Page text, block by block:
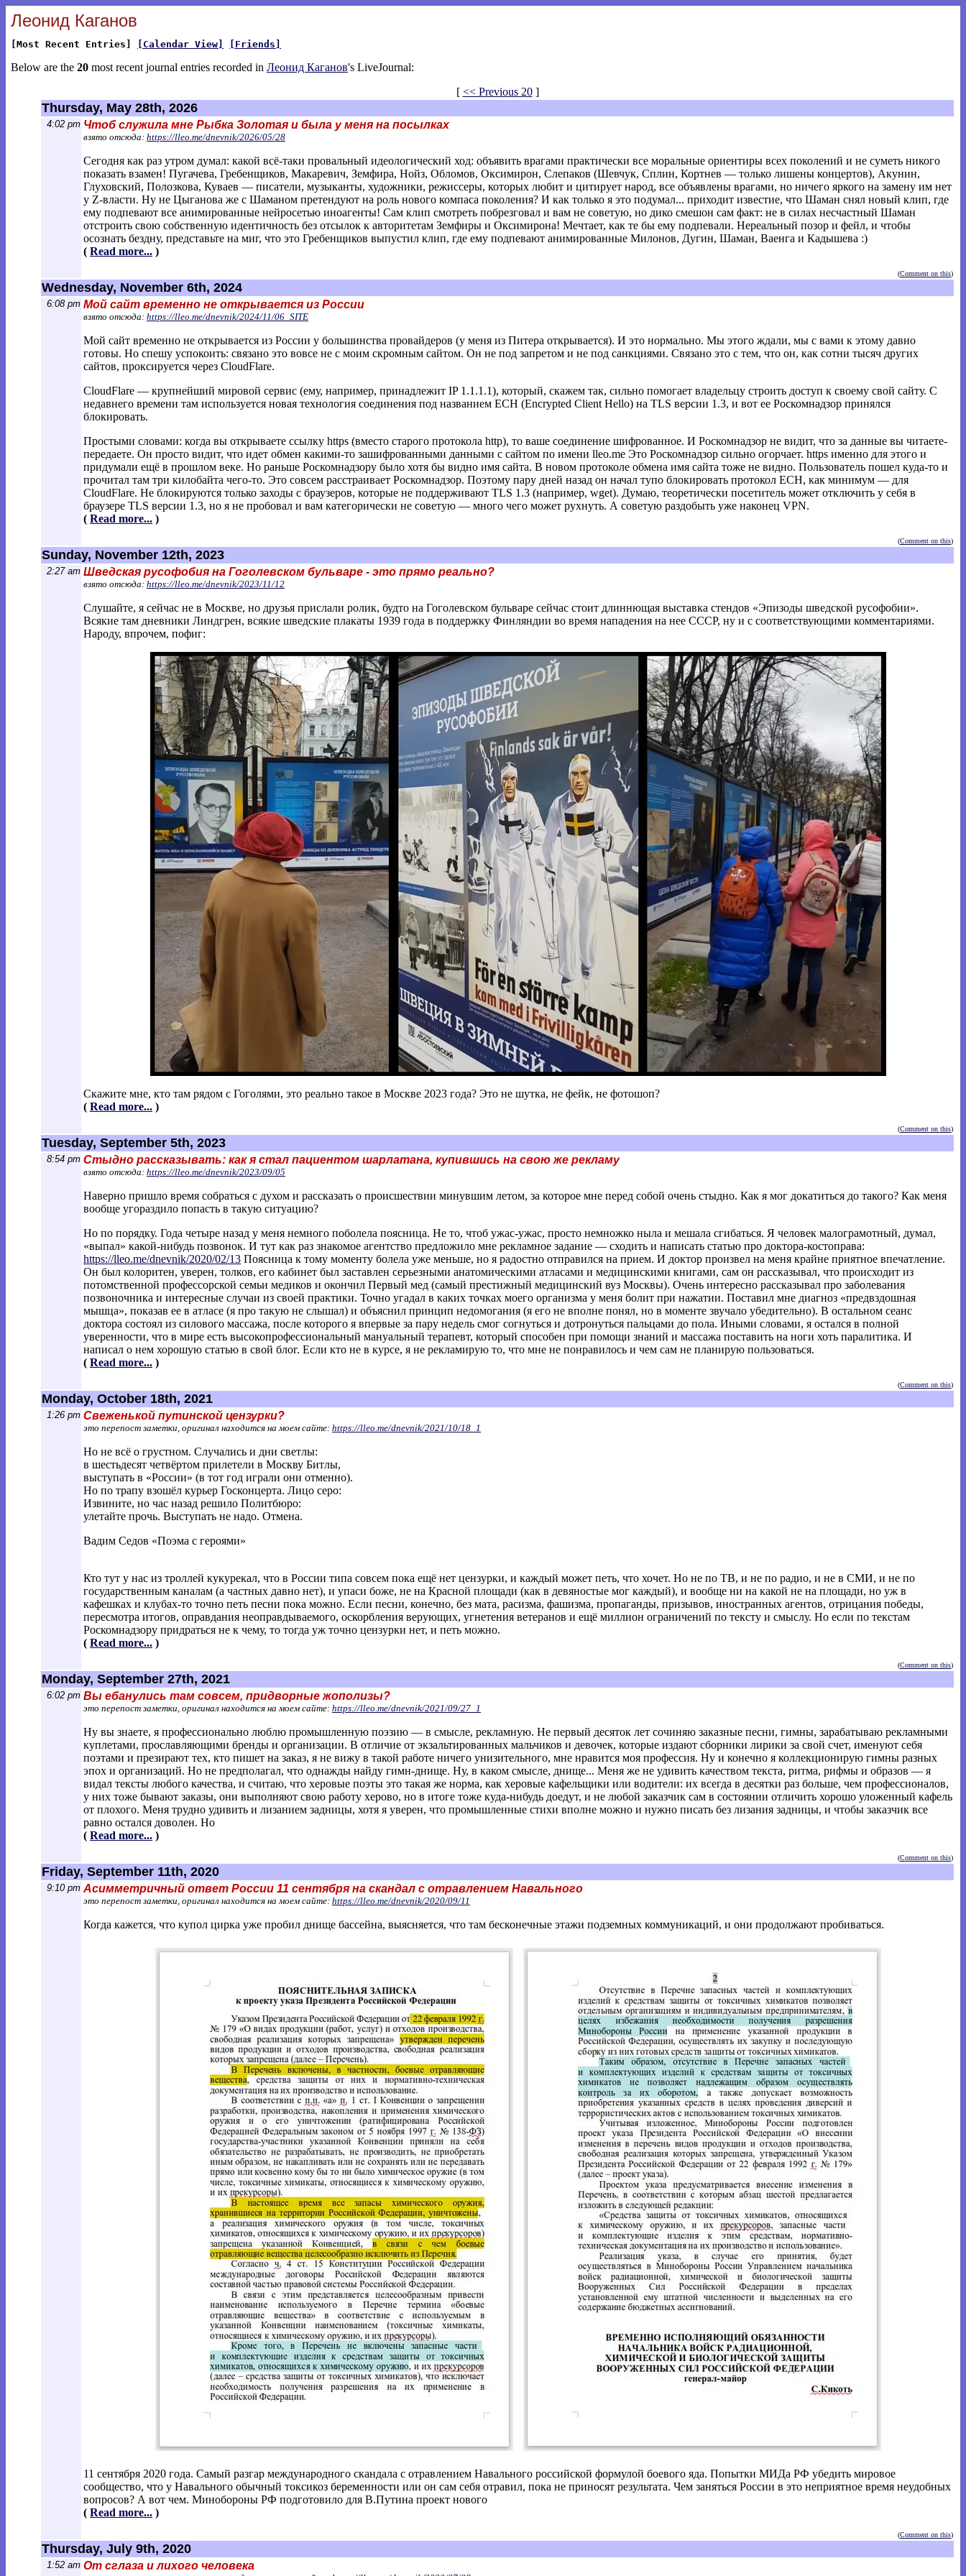
Леонид Каганов
[Most Recent Entries] [Calendar View] [Friends]
Below are the 20 most recent journal entries recorded in Леонид Каганов's LiveJournal:
[ << Previous 20]
Thursday, May 28th, 2026
4:02 pm Чтоб служила мне Рыбка Золотая и была у меня на посылках
взято отсюда: https://lleo.me/dnevnik/2026/05/28
Сегодня как раз утром думал: какой всё-таки провальный идеологический ход: объявить врагами практически все моральные ориентиры всех поколений и не суметь никого
показать взамен! Пугачева, Гребенщиков, Макаревич, Земфира, Нойз, Обломов, Оксимирон, Слепаков (Шевчук, Сплин, Кортнев — только лишены концертов), Акунин,
Глуховский, Полозкова, Куваев — писатели, музыканты, художники, режиссеры, которых любит и цитирует народ, все объявлены врагами, но ничего яркого на замену им нет
у Z-власти. Ну не Цыганова же с Шаманом претендуют на роль нового компаса поколения? И как только я это подумал... приходит известие, что Шаман снял новый клип, где
ему подпевают все анимированные нейросетью иноагенты! Сам клип смотреть побрезговал и вам не советую, но дико смешон сам факт: не в силах несчастный Шаман
отстроить свою собственную идентичность без отсылок к авторитетам Земфиры и Оксимирона! Мечтает, как те бы ему подпевали. Нереальный позор и фейл, и чтобы
осознать бездну, представьте на миг, что это Гребенщиков выпустил клип, где ему подпевают анимированные Милонов, Дугин, Шаман, Ваенга и Кадышева :)
( Read more... )
(Comment on this)
Wednesday, November 6th, 2024
6:08 pm Мой сайт временно не открывается из России
взято отсюда: https://lleo.me/dnevnik/2024/11/06_SITE
Мой сайт временно не открывается из России у большинства провайдеров (у меня из Питера открывается). И это нормально. Мы этого ждали, мы с вами к этому давно
готовы. Но спешу успокоить: связано это вовсе не с моим скромным сайтом. Он не под запретом и не под санкциями. Связано это с тем, что он, как сотни тысяч других
сайтов, проксируется через CloudFlare.
CloudFlare — крупнейший мировой сервис (ему, например, принадлежит IP 1.1.1.1), который, скажем так, сильно помогает владельцу строить доступ к своему свой сайту. С
недавнего времени там используется новая технология соединения под названием ECH (Encrypted Client Hello) на TLS версии 1.3, и вот ее Роскомнадзор принялся
блокировать.
Простыми словами: когда вы открываете ссылку https (вместо старого протокола http), то ваше соединение шифрованное. И Роскомнадзор не видит, что за данные вы читаете-
передаете. Он просто видит, что идет обмен какими-то зашифрованными данными с сайтом по имени lleo.me Это Роскомнадзор сильно огорчает. https именно для этого и
придумали ещё в прошлом веке. Но раньше Роскомнадзору было хотя бы видно имя сайта. В новом протоколе обмена имя сайта тоже не видно. Пользователь пошел куда-то и
прочитал там три килобайта чего-то. Это совсем расстраивает Роскомнадзор. Поэтому пару дней назад он начал тупо блокировать протокол ECH, как минимум — для
CloudFlare. Не блокируются только заходы с браузеров, которые не поддерживают TLS 1.3 (например, wget). Думаю, теоретически посетитель может отключить у себя в
браузере TLS версии 1.3, но я не пробовал и вам категорически не советую — много чего может рухнуть. А советую раздобыть уже наконец VPN.
( Read more... )
(Comment on this)
Sunday, November 12th, 2023
2:27 am Шведская русофобия на Гоголевском бульваре - это прямо реально?
взято отсюда: https://lleo.me/dnevnik/2023/11/12
Слушайте, я сейчас не в Москве, но друзья прислали ролик, будто на Гоголевском бульваре сейчас стоит длиннющая выставка стендов «Эпизоды шведской русофобии».
Всякие там дневники Линдгрен, всякие шведские плакаты 1939 года в поддержку Финляндии во время нападения на нее СССР, ну и с соответствующими комментариями.
Народу, впрочем, пофиг:
Скажите мне, кто там рядом с Гоголями, это реально такое в Москве 2023 года? Это не шутка, не фейк, не фотошоп?
( Read more... )
(Comment on this)
Tuesday, September 5th, 2023
8:54 pm Стыдно рассказывать: как я стал пациентом шарлатана, купившись на свою же рекламу
взято отсюда: https://lleo.me/dnevnik/2023/09/05
Наверно пришло время собраться с духом и рассказать о происшествии минувшим летом, за которое мне перед собой очень стыдно. Как я мог докатиться до такого? Как меня
вообще угораздило попасть в такую ситуацию?
Но по порядку. Года четыре назад у меня немного поболела поясница. Не то, чтоб ужас-ужас, просто немножко ныла и мешала сгибаться. Я человек малограмотный, думал,
«выпал» какой-нибудь позвонок. И тут как раз знакомое агентство предложило мне рекламное задание — сходить и написать статью про доктора-костоправа:
https://lleo.me/dnevnik/2020/02/13 Поясница к тому моменту болела уже меньше, но я радостно отправился на прием. И доктор произвел на меня крайне приятное впечатление.
Он был колоритен, уверен, толков, его кабинет был заставлен серьезными анатомическими атласами и медицинскими книгами, сам он рассказывал, что происходит из
потомственной профессорской семьи медиков и окончил Первый мед (самый престижный медицинский вуз Москвы). Очень интересно рассказывал про заболевания
позвоночника и интересные случаи из своей практики. Точно угадал в каких точках моего организма у меня болит при нажатии. Поставил мне диагноз «предвздошная
мышца», показав ее в атласе (я про такую не слышал) и объяснил принцип недомогания (я его не вполне понял, но в моменте звучало убедительно). В остальном сеанс
доктора состоял из силового массажа, после которого я впервые за пару недель смог согнуться и дотронуться пальцами до пола. Иными словами, я остался в полной
уверенности, что в мире есть высокопрофессиональный мануальный терапевт, который способен при помощи знаний и массажа поставить на ноги хоть паралитика. И
написал о нем хорошую статью в свой блог. Если кто не в курсе, я не рекламирую то, что мне не понравилось и чем сам не планирую пользоваться.
( Read more... )
(Comment on this)
Monday, October 18th, 2021
1:26 pm Свеженькой путинской цензурки?
это перепост заметки, оригинал находится на моем сайте: https://lleo.me/dnevnik/2021/10/18_1
Но не всё о грустном. Случались и дни светлы:
в шестьдесят четвёртом прилетели в Москву Битлы,
выступать в «России» (в тот год играли они отменно).
Но по трапу взошёл курьер Госконцерта. Лицо серо:
Извините, но час назад решило Политбюро:
улетайте прочь. Выступать не надо. Отмена.
Вадим Седов «Поэма с героями»
Кто тут у нас из троллей кукурекал, что в России типа совсем пока ещё нет цензурки, и каждый может петь, что хочет. Но не по ТВ, и не по радио, и не в СМИ, и не по
государственным каналам (а частных давно нет), и упаси боже, не на Красной площади (как в девяностые мог каждый), и вообще ни на какой не на площади, но уж в
кафешках и клубах-то точно петь песни пока можно. Если песни, конечно, без мата, расизма, фашизма, пропаганды, призывов, иностранных агентов, отрицания победы,
пересмотра итогов, оправдания неоправдываемого, оскорбления верующих, угнетения ветеранов и ещё миллион ограничений по тексту и смыслу. Но если по текстам
Роскомнадзору придраться не к чему, то тогда уж точно цензурки нет, и петь можно.
( Read more... )
(Comment on this)
Monday, September 27th, 2021
6:02 pm Вы ебанулись там совсем, придворные жополизы?
это перепост заметки, оригинал находится на моем сайте: https://lleo.me/dnevnik/2021/09/27_1
Ну вы знаете, я профессионально люблю промышленную поэзию — в смысле, рекламную. Не первый десяток лет сочиняю заказные песни, гимны, зарабатываю рекламными
куплетами, прославляющими бренды и организации. В отличие от экзальтированных мальчиков и девочек, которые издают сборники лирики за свой счет, именуют себя
поэтами и презирают тех, кто пишет на заказ, я не вижу в такой работе ничего унизительного, мне нравится моя профессия. Ну и конечно я коллекционирую гимны разных
эпох и организаций. Но не предполагал, что однажды найду гимн-днище. Ну, в каком смысле, днище... Меня же не удивить качеством текста, ритма, рифмы и образов — я
видал тексты любого качества, и считаю, что херовые поэты это такая же норма, как херовые кафельщики или водители: их всегда в десятки раз больше, чем профессионалов,
у них тоже бывают заказы, они выполняют свою работу херово, но в итоге тоже куда-нибудь доедут, и не любой заказчик сам в состоянии отличить хорошо уложенный кафель
от плохого. Меня трудно удивить и лизанием задницы, хотя я уверен, что промышленные стихи вполне можно и нужно писать без лизания задницы, и чтобы заказчик все
равно остался доволен. Но
( Read more... )
(Comment on this)
Friday, September 11th, 2020
9:10 pm Асимметричный ответ России 11 сентября на скандал с отравлением Навального
это перепост заметки, оригинал находится на моем сайте: https://lleo.me/dnevnik/2020/09/11
Когда кажется, что купол цирка уже пробил днище бассейна, выясняется, что там бесконечные этажи подземных коммуникаций, и они продолжают пробиваться.
11 сентября 2020 года. Самый разгар международного скандала с отравлением Навального российской формулой боевого яда. Попытки МИДа РФ убедить мировое
сообщество, что у Навального обычный токсикоз беременности или он сам себя отравил, пока не приносят результата. Чем заняться России в это неприятное время неудобных
вопросов? А вот чем. Минобороны РФ подготовило для В.Путина проект нового
( Read more... )
(Comment on this)
Thursday, July 9th, 2020
1:52 am От сглаза и лихого человека